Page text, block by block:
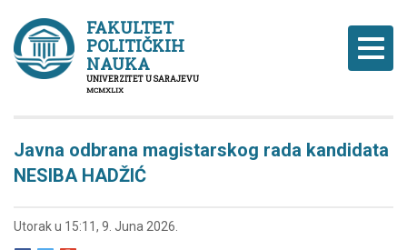
FAKULTET
POLITIČKIH
NAUKA
UNIVERZITET U SARAJEVU
MCMXLIX
Javna odbrana magistarskog rada kandidata
NESIBA HADŽIĆ
Utorak u 15:11, 9. Juna 2026.